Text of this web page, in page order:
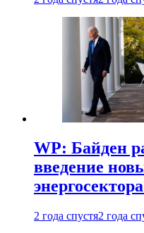
WP: Байден
введение
2 года спустя2 года